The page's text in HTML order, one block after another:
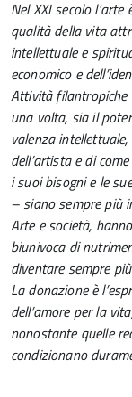
Nel XXI secolo
qualità della vita
intellettuale e
economico e
Attività filantropiche
una volta, sia il
valenza
dell’artista e di
i suoi bisogni e le
– siano sempre più
Arte e società,
biunivoca di
diventare sempre
La donazione è
dell’amore per la
nonostante quelle
condizionano